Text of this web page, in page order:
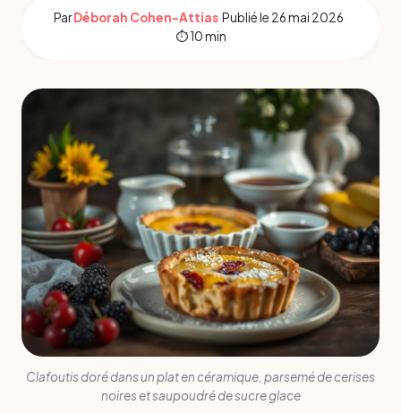
ParDéborah Cohen-Attias·Publié le 26 mai 2026·
⏱ 10 min
Clafoutis doré dans un plat en céramique, parsemé de cerises
noires et saupoudré de sucre glace